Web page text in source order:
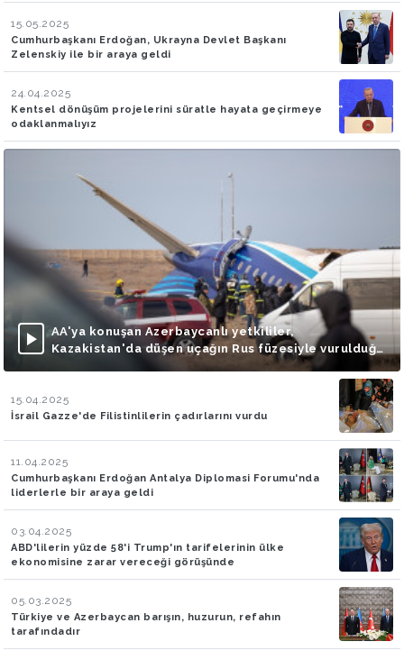
15.05.2025
Cumhurbaşkanı Erdoğan, Ukrayna Devlet Başkanı
Zelenskiy ile bir araya geldi
24.04.2025
Kentsel dönüşüm projelerini süratle hayata geçirmeye
odaklanmalıyız
AA'ya konuşan Azerbaycanlı yetkililer,
Kazakistan'da düşen uçağın Rus füzesiyle vurulduğu
iddialarını doğruladı
15.04.2025
İsrail Gazze'de Filistinlilerin çadırlarını vurdu
11.04.2025
Cumhurbaşkanı Erdoğan Antalya Diplomasi Forumu'nda
liderlerle bir araya geldi
03.04.2025
ABD'lilerin yüzde 58'i Trump'ın tarifelerinin ülke
ekonomisine zarar vereceği görüşünde
05.03.2025
Türkiye ve Azerbaycan barışın, huzurun, refahın
tarafındadır